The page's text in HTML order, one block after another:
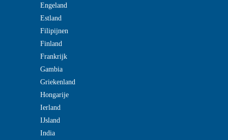
Engeland
Estland
Filipijnen
Finland
Frankrijk
Gambia
Griekenland
Hongarije
Ierland
IJsland
India